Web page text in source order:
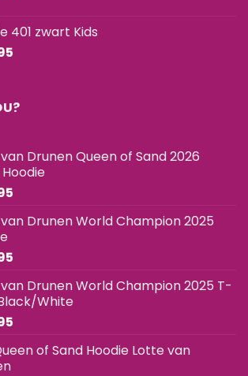
401 zwart Kids
Drunen Queen of Sand 2026
Drunen World Champion 2025
Drunen World Champion 2025 T-
White
of Sand Hoodie Lotte van